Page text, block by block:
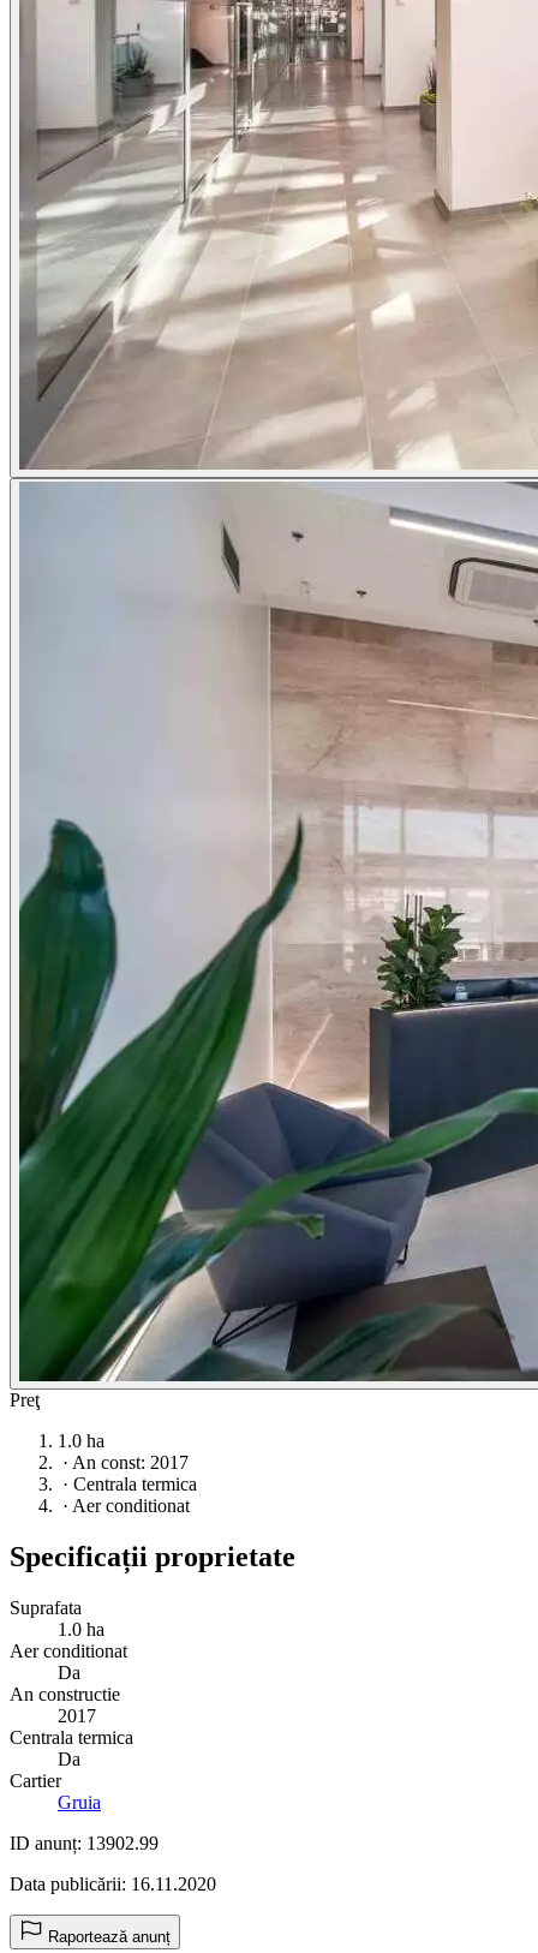
Preţ
1.0 ha
· An const: 2017
· Centrala termica
· Aer conditionat
Specificații proprietate
Suprafata
1.0 ha
Aer conditionat
Da
An constructie
2017
Centrala termica
Da
Cartier
Gruia
ID anunț: 13902.99
Data publicării: 16.11.2020
Raportează anunț